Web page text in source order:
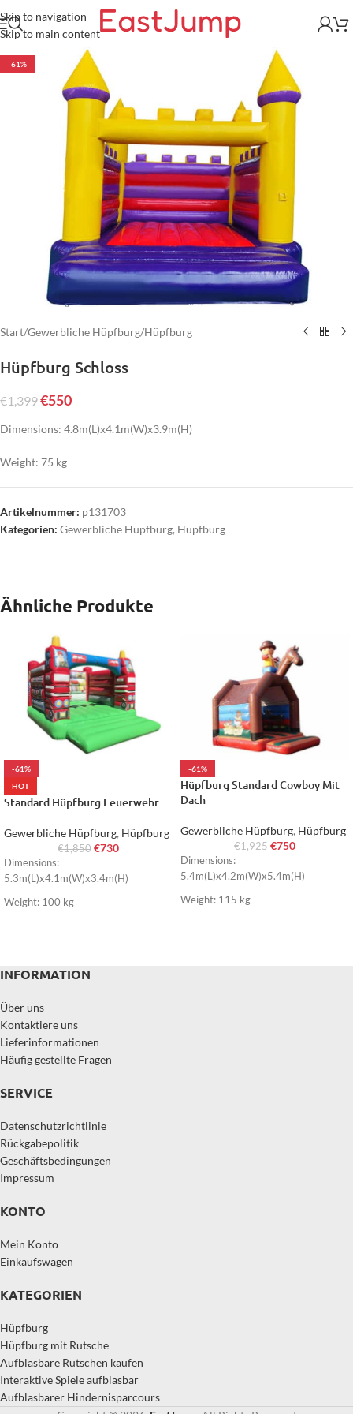
Skip to navigation
Skip to main content
-61%
Start/Gewerbliche Hüpfburg/Hüpfburg
Hüpfburg Schloss
€1,399€550
Dimensions: 4.8m(L)x4.1m(W)x3.9m(H)
Weight: 75 kg
Artikelnummer: p131703
Kategorien: Gewerbliche Hüpfburg, Hüpfburg
Ähnliche Produkte
-61%
HOT
Standard Hüpfburg Feuerwehr
Gewerbliche Hüpfburg, Hüpfburg
€1,850 €730
Dimensions:
5.3m(L)x4.1m(W)x3.4m(H)
Weight: 100 kg
-61%
Hüpfburg Standard Cowboy Mit
Dach
Gewerbliche Hüpfburg, Hüpfburg
€1,925 €750
Dimensions:
5.4m(L)x4.2m(W)x5.4m(H)
Weight: 115 kg
INFORMATION
Über uns
Kontaktiere uns
Lieferinformationen
Häufig gestellte Fragen
SERVICE
Datenschutzrichtlinie
Rückgabepolitik
Geschäftsbedingungen
Impressum
KONTO
Mein Konto
Einkaufswagen
KATEGORIEN
Hüpfburg
Hüpfburg mit Rutsche
Aufblasbare Rutschen kaufen
Interaktive Spiele aufblasbar
Aufblasbarer Hindernisparcours